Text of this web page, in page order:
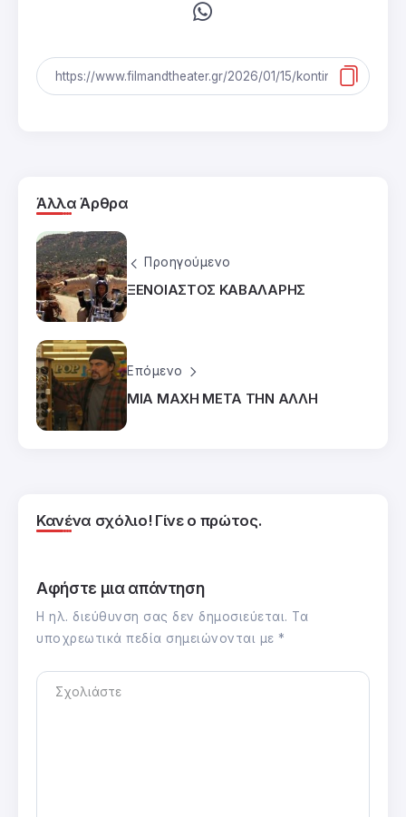
Άλλα Άρθρα
Προηγούμενο
ΞΕΝΟΙΑΣΤΟΣ ΚΑΒΑΛΑΡΗΣ
Επόμενο
ΜΙΑ ΜΑΧΗ ΜΕΤΑ ΤΗΝ ΑΛΛΗ
Κανένα σχόλιο! Γίνε ο πρώτος.
Αφήστε μια απάντηση
Η ηλ. διεύθυνση σας δεν δημοσιεύεται. Τα
υποχρεωτικά πεδία σημειώνονται με *